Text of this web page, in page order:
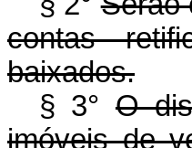
contas
baixados.
§ 3° O
imóveis de